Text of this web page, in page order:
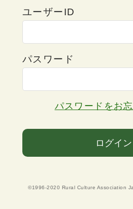
ユーザーID
パスワード
パスワードをお
ログイン
©1996-2020 Rural Culture Association